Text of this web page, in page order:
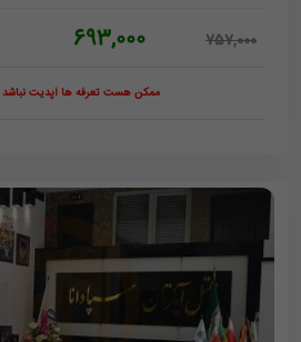
757,000
693,000
ممکن هست تعرفه ها آپدیت نباشد